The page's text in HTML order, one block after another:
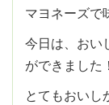
マヨネーズで
今日は、おい
ができました！
とてもおいし